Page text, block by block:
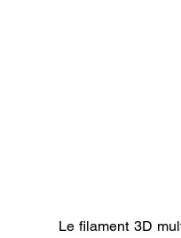
Le filament 3D